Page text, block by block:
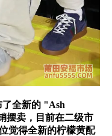
了全新的 "Ash
摆卖，目前在二级市
觉得全新的柠檬黄配